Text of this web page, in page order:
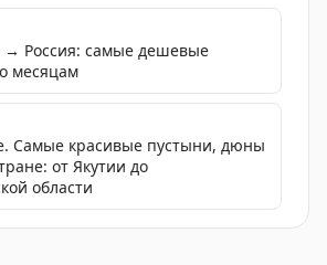
→ Россия: самые дешевые
месяцам
Самые красивые пустыни, дюны
от Якутии до
области